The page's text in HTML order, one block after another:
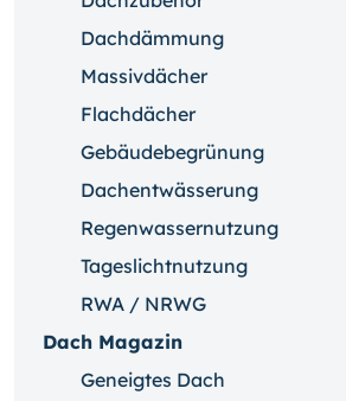
Dachdämmung
Massivdächer
Flachdächer
Gebäudebegrünung
Dachentwässerung
Regenwassernutzung
Tageslichtnutzung
RWA / NRWG
Dach Magazin
Geneigtes Dach